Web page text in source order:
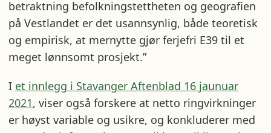
betraktning befolkningstettheten og geografien
på Vestlandet er det usannsynlig, både teoretisk
og empirisk, at mernytte gjør ferjefri E39 til et
meget lønnsomt prosjekt.”
I et innlegg i Stavanger Aftenblad 16 jaunuar
2021, viser også forskere at netto ringvirkninger
er høyst variable og usikre, og konkluderer med